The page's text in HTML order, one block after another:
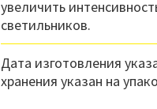
увеличить
светильников.
Дата изготовления
хранения указан на